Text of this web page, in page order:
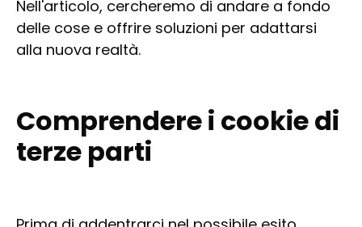
Nell'articolo, cercheremo di andare a fondo
delle cose e offrire soluzioni per adattarsi
alla nuova realtà.
Comprendere i cookie di
terze parti